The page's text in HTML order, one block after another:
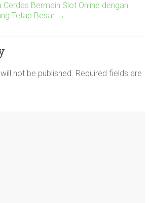
Cerdas Bermain Slot Online dengan
Tetap Besar →
not be published. Required fields are